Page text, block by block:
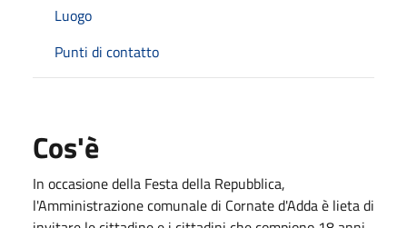
Luogo
Punti di contatto
Cos'è
In occasione della Festa della Repubblica,
l'Amministrazione comunale di Cornate d'Adda è lieta di